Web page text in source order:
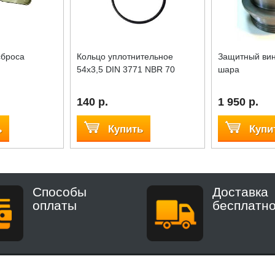
Кольцо уплотнительное
54x3,5 DIN 3771 NBR 70
140 р.
Купить
Защитный
шара
1 950 р.
Способы
оплаты
Доставка